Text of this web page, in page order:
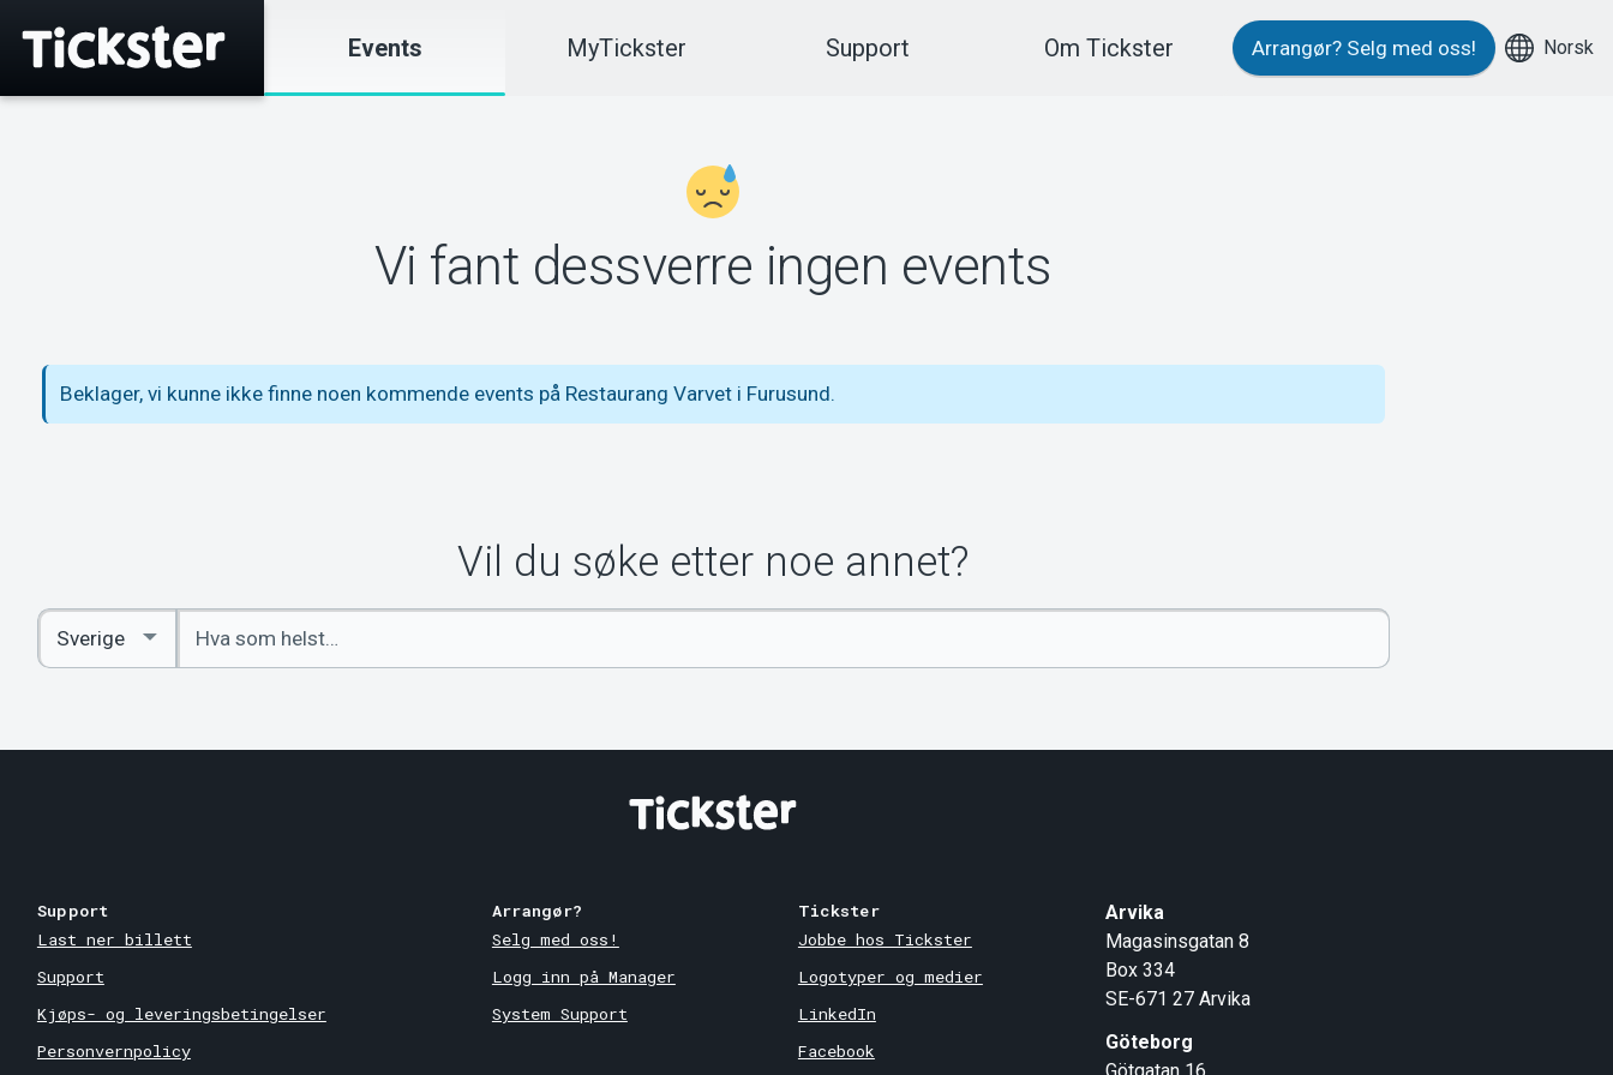
Events MyTickster Support Om Tickster Arrangør? Selg med oss! Norsk
Vi fant dessverre ingen events
Beklager, vi kunne ikke finne noen kommende events på Restaurang Varvet i Furusund.
Vil du søke etter noe annet?
Angi
nøkkelord
Select
Country
Support
Last ner billett
Support
Kjøps- og leveringsbetingelser
Personvernpolicy
Arrangør?
Selg med oss!
Logg inn på Manager
System Support
Tickster
Jobbe hos Tickster
Logotyper og medier
LinkedIn
Facebook
Arvika
Magasinsgatan 8
Box 334
SE-671 27 Arvika
Göteborg